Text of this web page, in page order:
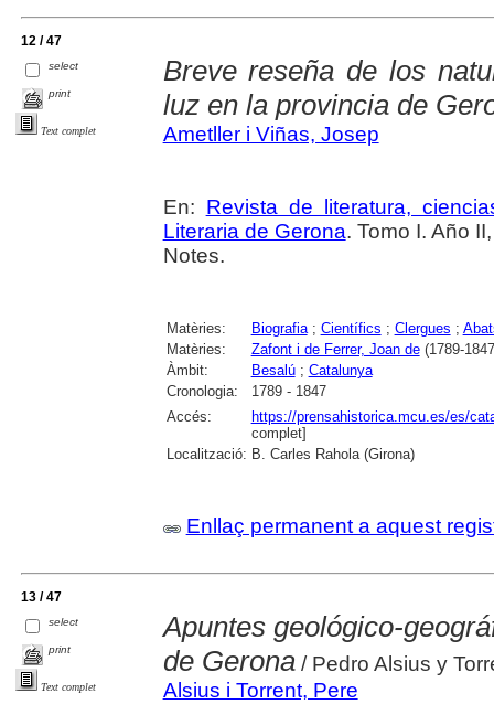
12 / 47
select
print
Text complet
Breve reseña de los
luz en la provincia de
Ametller i Viñas, Josep
En: Revista de literatura,
Literaria de Gerona. Tomo I. Año
Notes.
Matèries: Biografia; Científics ; Clergues ;
Matèries:
Zafont i de Ferrer, Joan de(1789-
Àmbit:
Besalú; Catalunya
Cronologia:
1789 - 1847
Accés:
https://prensahistorica.mcu.es/es/
complet]
Localització: B. Carles Rahola (Girona)
Enllaç permanent a aquest
13 / 47
select
print
Text complet
Apuntes geológico-
de Gerona/ Pedro Alsius y
Alsius i Torrent, Pere